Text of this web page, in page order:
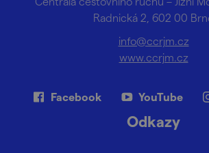
Radnická 2, 602 00
info@ccrjm.cz
www.ccrjm.cz
Facebook YouTube
Odkazy